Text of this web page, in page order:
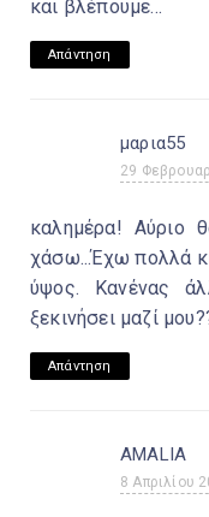
και βλέπουμε...
Απάντηση
μαρια55
29
καλημέρα! Αύριο
χάσω...Έχω πολλά
ύψος. Κανένας
ξεκινήσει μαζί
Απάντηση
AMALIA
8 Απριλίου